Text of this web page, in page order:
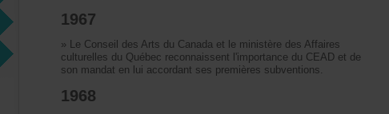
1967
» LeConseildesArtsduCanadaetleministèredesAffaires
culturellesduQuébecreconnaissentl'importanceduCEADetde
sonmandatenluiaccordantsespremièressubventions.
1968